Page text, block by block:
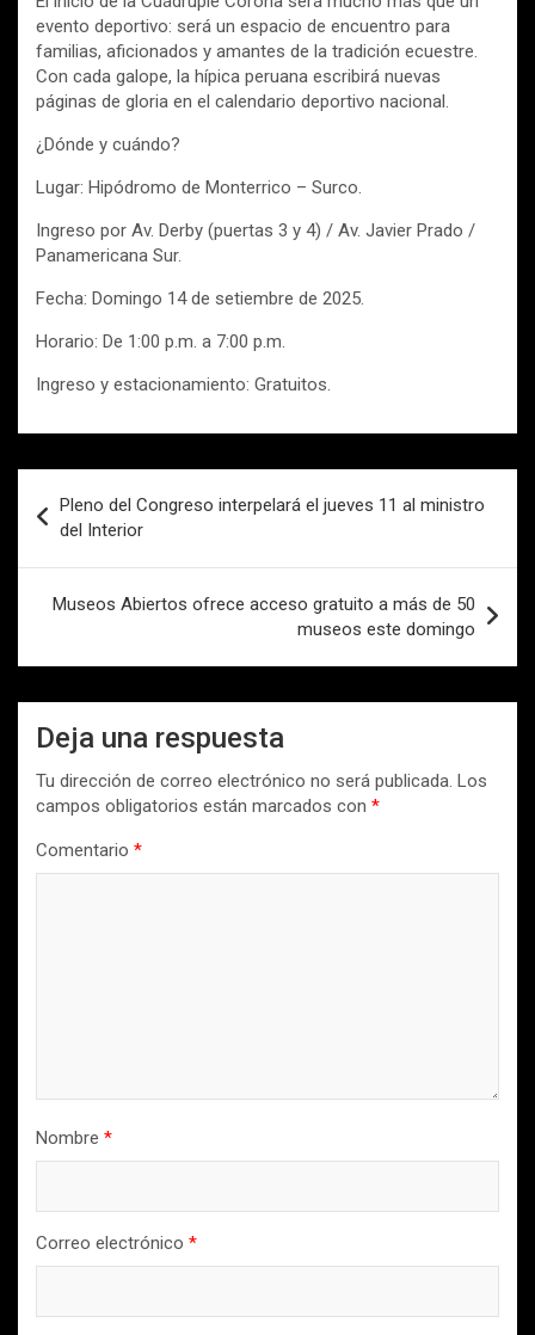
evento deportivo: será un espacio de encuentro para
familias, aficionados y amantes de la tradición ecuestre.
Con cada galope, la hípica peruana escribirá nuevas
páginas de gloria en el calendario deportivo nacional.
¿Dónde y cuándo?
Lugar: Hipódromo de Monterrico – Surco.
Ingreso por Av. Derby (puertas 3 y 4) / Av. Javier Prado /
Panamericana Sur.
Fecha: Domingo 14 de setiembre de 2025.
Horario: De 1:00 p.m. a 7:00 p.m.
Ingreso y estacionamiento: Gratuitos.
de
entradas
Pleno del Congreso interpelará el jueves 11 al ministro
del Interior
Museos Abiertos ofrece acceso gratuito a más de 50
museos este domingo
Deja una respuesta
Tu dirección de correo electrónico no será publicada. Los
campos obligatorios están marcados con *
Comentario *
Nombre *
Correo electrónico *